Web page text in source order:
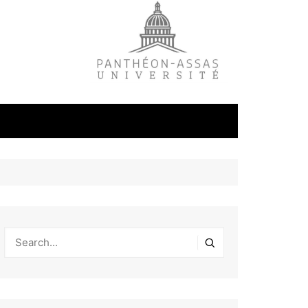
et